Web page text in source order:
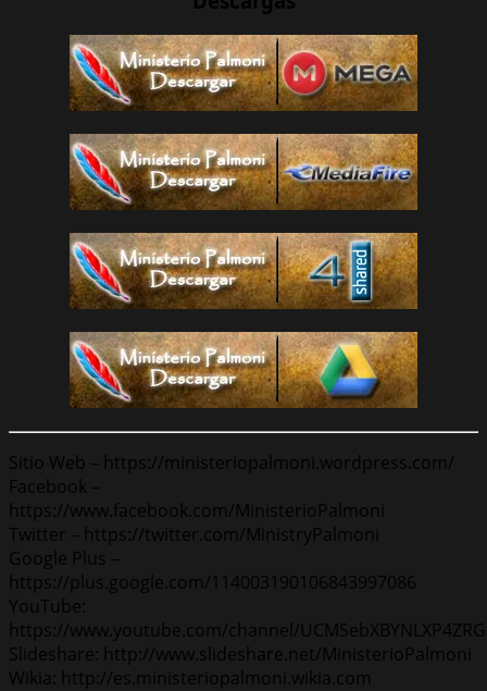
Sitio Web – https://ministeriopalmoni.wordpress.com/
Facebook –
https://www.facebook.com/MinisterioPalmoni
Twitter – https://twitter.com/MinistryPalmoni
Google Plus –
https://plus.google.com/114003190106843997086
YouTube:
https://www.youtube.com/channel/
Slideshare: http://www.slideshare.net/MinisterioPalmoni
Wikia: http://es.ministeriopalmoni.wikia.com